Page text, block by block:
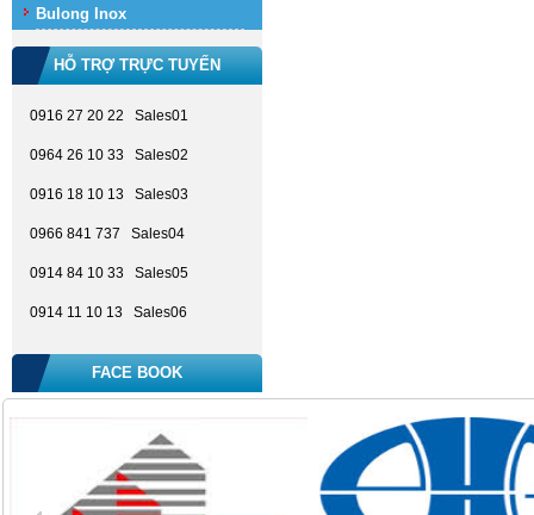
Bulong Inox
HỖ TRỢ TRỰC TUYẾN
0916 27 20 22 Sales01
0964 26 10 33 Sales02
0916 18 10 13 Sales03
0966 841 737 Sales04
0914 84 10 33 Sales05
0914 11 10 13 Sales06
FACE BOOK